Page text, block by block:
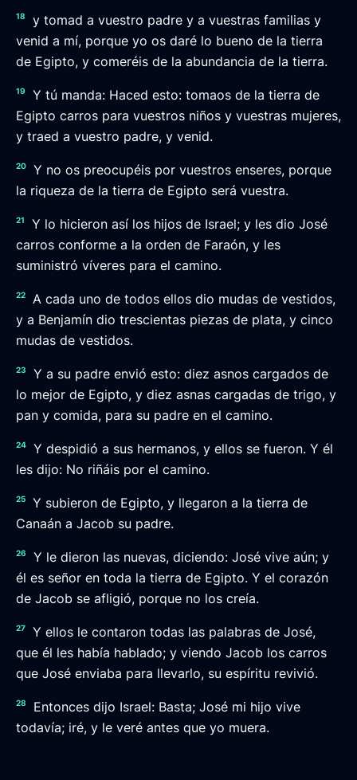
18
y tomad a vuestro padre y a vuestras familias y
venid a mí, porque yo os daré lo bueno de la tierra
de Egipto, y comeréis de la abundancia de la tierra.
19
Y tú manda: Haced esto: tomaos de la tierra de
Egipto carros para vuestros niños y vuestras mujeres,
y traed a vuestro padre, y venid.
20
Y no os preocupéis por vuestros enseres, porque
la riqueza de la tierra de Egipto será vuestra.
21
Y lo hicieron así los hijos de Israel; y les dio José
carros conforme a la orden de Faraón, y les
suministró víveres para el camino.
22
A cada uno de todos ellos dio mudas de vestidos,
y a Benjamín dio trescientas piezas de plata, y cinco
mudas de vestidos.
23
Y a su padre envió esto: diez asnos cargados de
lo mejor de Egipto, y diez asnas cargadas de trigo, y
pan y comida, para su padre en el camino.
24
Y despidió a sus hermanos, y ellos se fueron. Y él
les dijo: No riñáis por el camino.
25
Y subieron de Egipto, y llegaron a la tierra de
Canaán a Jacob su padre.
26
Y le dieron las nuevas, diciendo: José vive aún; y
él es señor en toda la tierra de Egipto. Y el corazón
de Jacob se afligió, porque no los creía.
27
Y ellos le contaron todas las palabras de José,
que él les había hablado; y viendo Jacob los carros
que José enviaba para llevarlo, su espíritu revivió.
28
Entonces dijo Israel: Basta; José mi hijo vive
todavía; iré, y le veré antes que yo muera.